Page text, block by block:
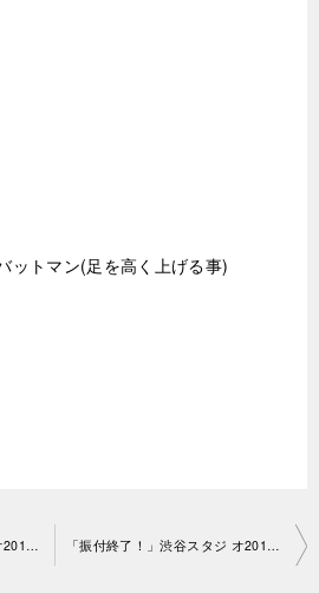
ットマン(足を高く上げる事)